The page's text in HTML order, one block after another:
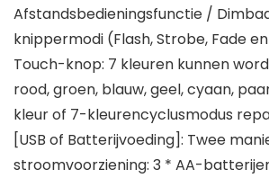
Afstandsbedieningsfunctie /
knippermodi (Flash, Strobe, Fade
Touch-knop: 7 kleuren kunnen
rood, groen, blauw, geel, cyaan,
kleur of 7-kleurencyclusmodus
[USB of Batterijvoeding]: Twee
stroomvoorziening: 3 * AA-